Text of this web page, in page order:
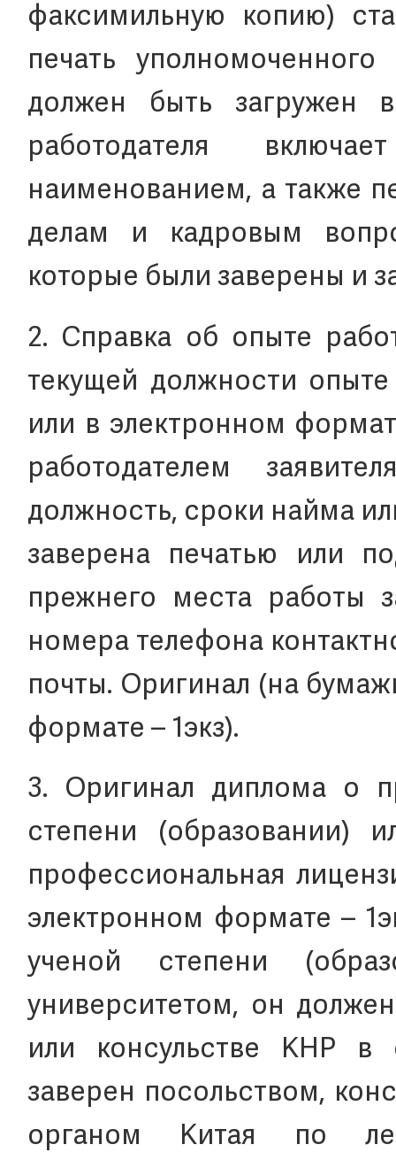
факсимильную копию)
печать
должен быть загружен
работодателя
наименованием, а также
делам и кадровым
которые были заверены и
2. Справка об опыте
текущей должности
или в электронном
работодателем
должность, сроки найма
заверена печатью или
прежнего места работы
номера телефона
почты. Оригинал (на
формате – 1экз).
3. Оригинал диплома о
степени (образовании)
профессиональная
электронном формате –
ученой степени
университетом, он
или консульстве КНР в
заверен посольством,
органом Китая по